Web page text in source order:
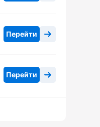
Перейти
Перейти